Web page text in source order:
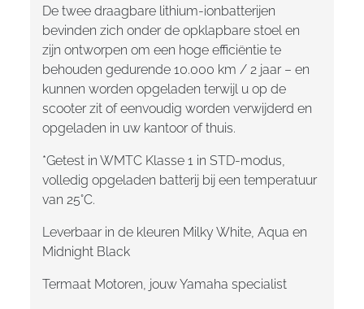
De twee draagbare lithium-ionbatterijen
bevinden zich onder de opklapbare stoel en
zijn ontworpen om een ​​hoge efficiëntie te
behouden gedurende 10.000 km / 2 jaar – en
kunnen worden opgeladen terwijl u op de
scooter zit of eenvoudig worden verwijderd en
opgeladen in uw kantoor of thuis.
*Getest in WMTC Klasse 1 in STD-modus,
volledig opgeladen batterij bij een temperatuur
van 25°C.
Leverbaar in de kleuren Milky White, Aqua en
Midnight Black
Termaat Motoren, jouw Yamaha specialist